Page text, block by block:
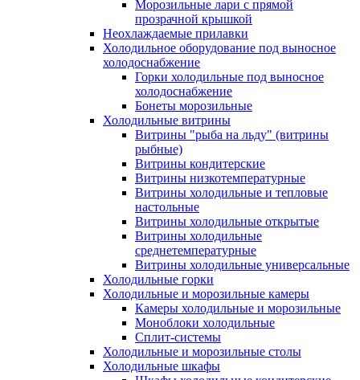
Морозильные лари с прямой
прозрачной крышкой
Неохлаждаемые прилавки
Холодильное оборудование под выносное
холодоснабжение
Горки холодильные под выносное
холодоснабжение
Бонеты морозильные
Холодильные витрины
Витрины "рыба на льду" (витрины
рыбные)
Витрины кондитерские
Витрины низкотемпературные
Витрины холодильные и тепловые
настольные
Витрины холодильные открытые
Витрины холодильные
среднетемпературные
Витрины холодильные универсальные
Холодильные горки
Холодильные и морозильные камеры
Камеры холодильные и морозильные
Моноблоки холодильные
Сплит-системы
Холодильные и морозильные столы
Холодильные шкафы